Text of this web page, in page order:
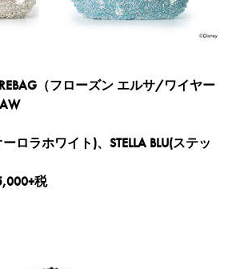
（フローズン エルサ/ワイヤー
ーロラホワイト)、STELLA BLU(ステッ
税